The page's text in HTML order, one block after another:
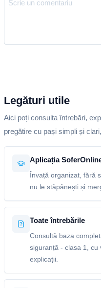
Legături utile
Aici poți consulta întrebări,
pregătire cu pași simpli și clari,
Aplicația
Învață organizat, fără
nu le stăpânești și
Toate întrebările
Consultă baza
siguranță - clasa 1, cu
explicații.